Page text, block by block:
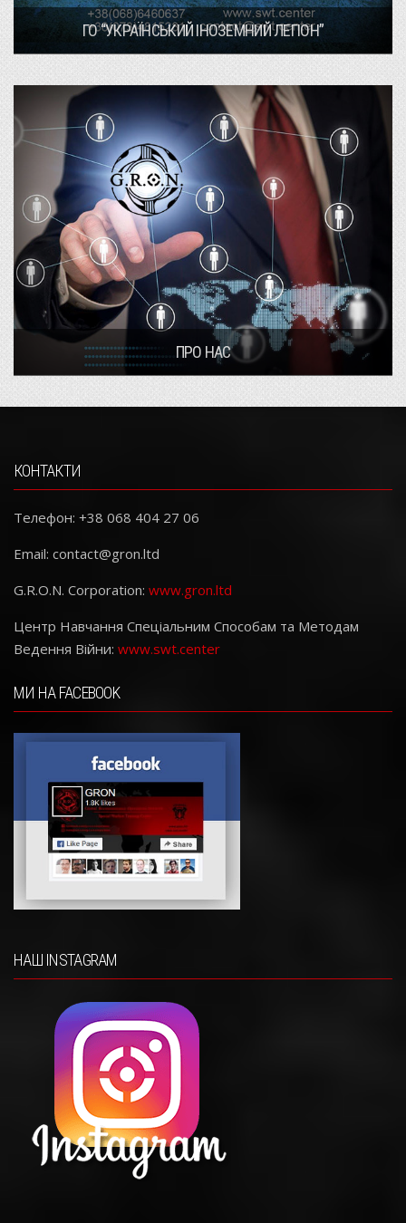
ГО “УКРАЇНСЬКИЙ ІНОЗЕМНИЙ ЛЕГІОН”
ПРО НАС
КОНТАКТИ
Телефон: +38 068 404 27 06
Email: contact@gron.ltd
G.R.O.N. Corporation: www.gron.ltd
Центр Навчання Спеціальним Способам та Методам
Ведення Війни: www.swt.center
МИ НА FACEBOOK
НАШ INSTAGRAM